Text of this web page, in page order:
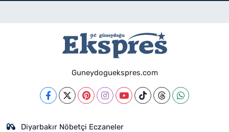
Guneydoguekspres.com
Diyarbakır Nöbetçi Eczaneler